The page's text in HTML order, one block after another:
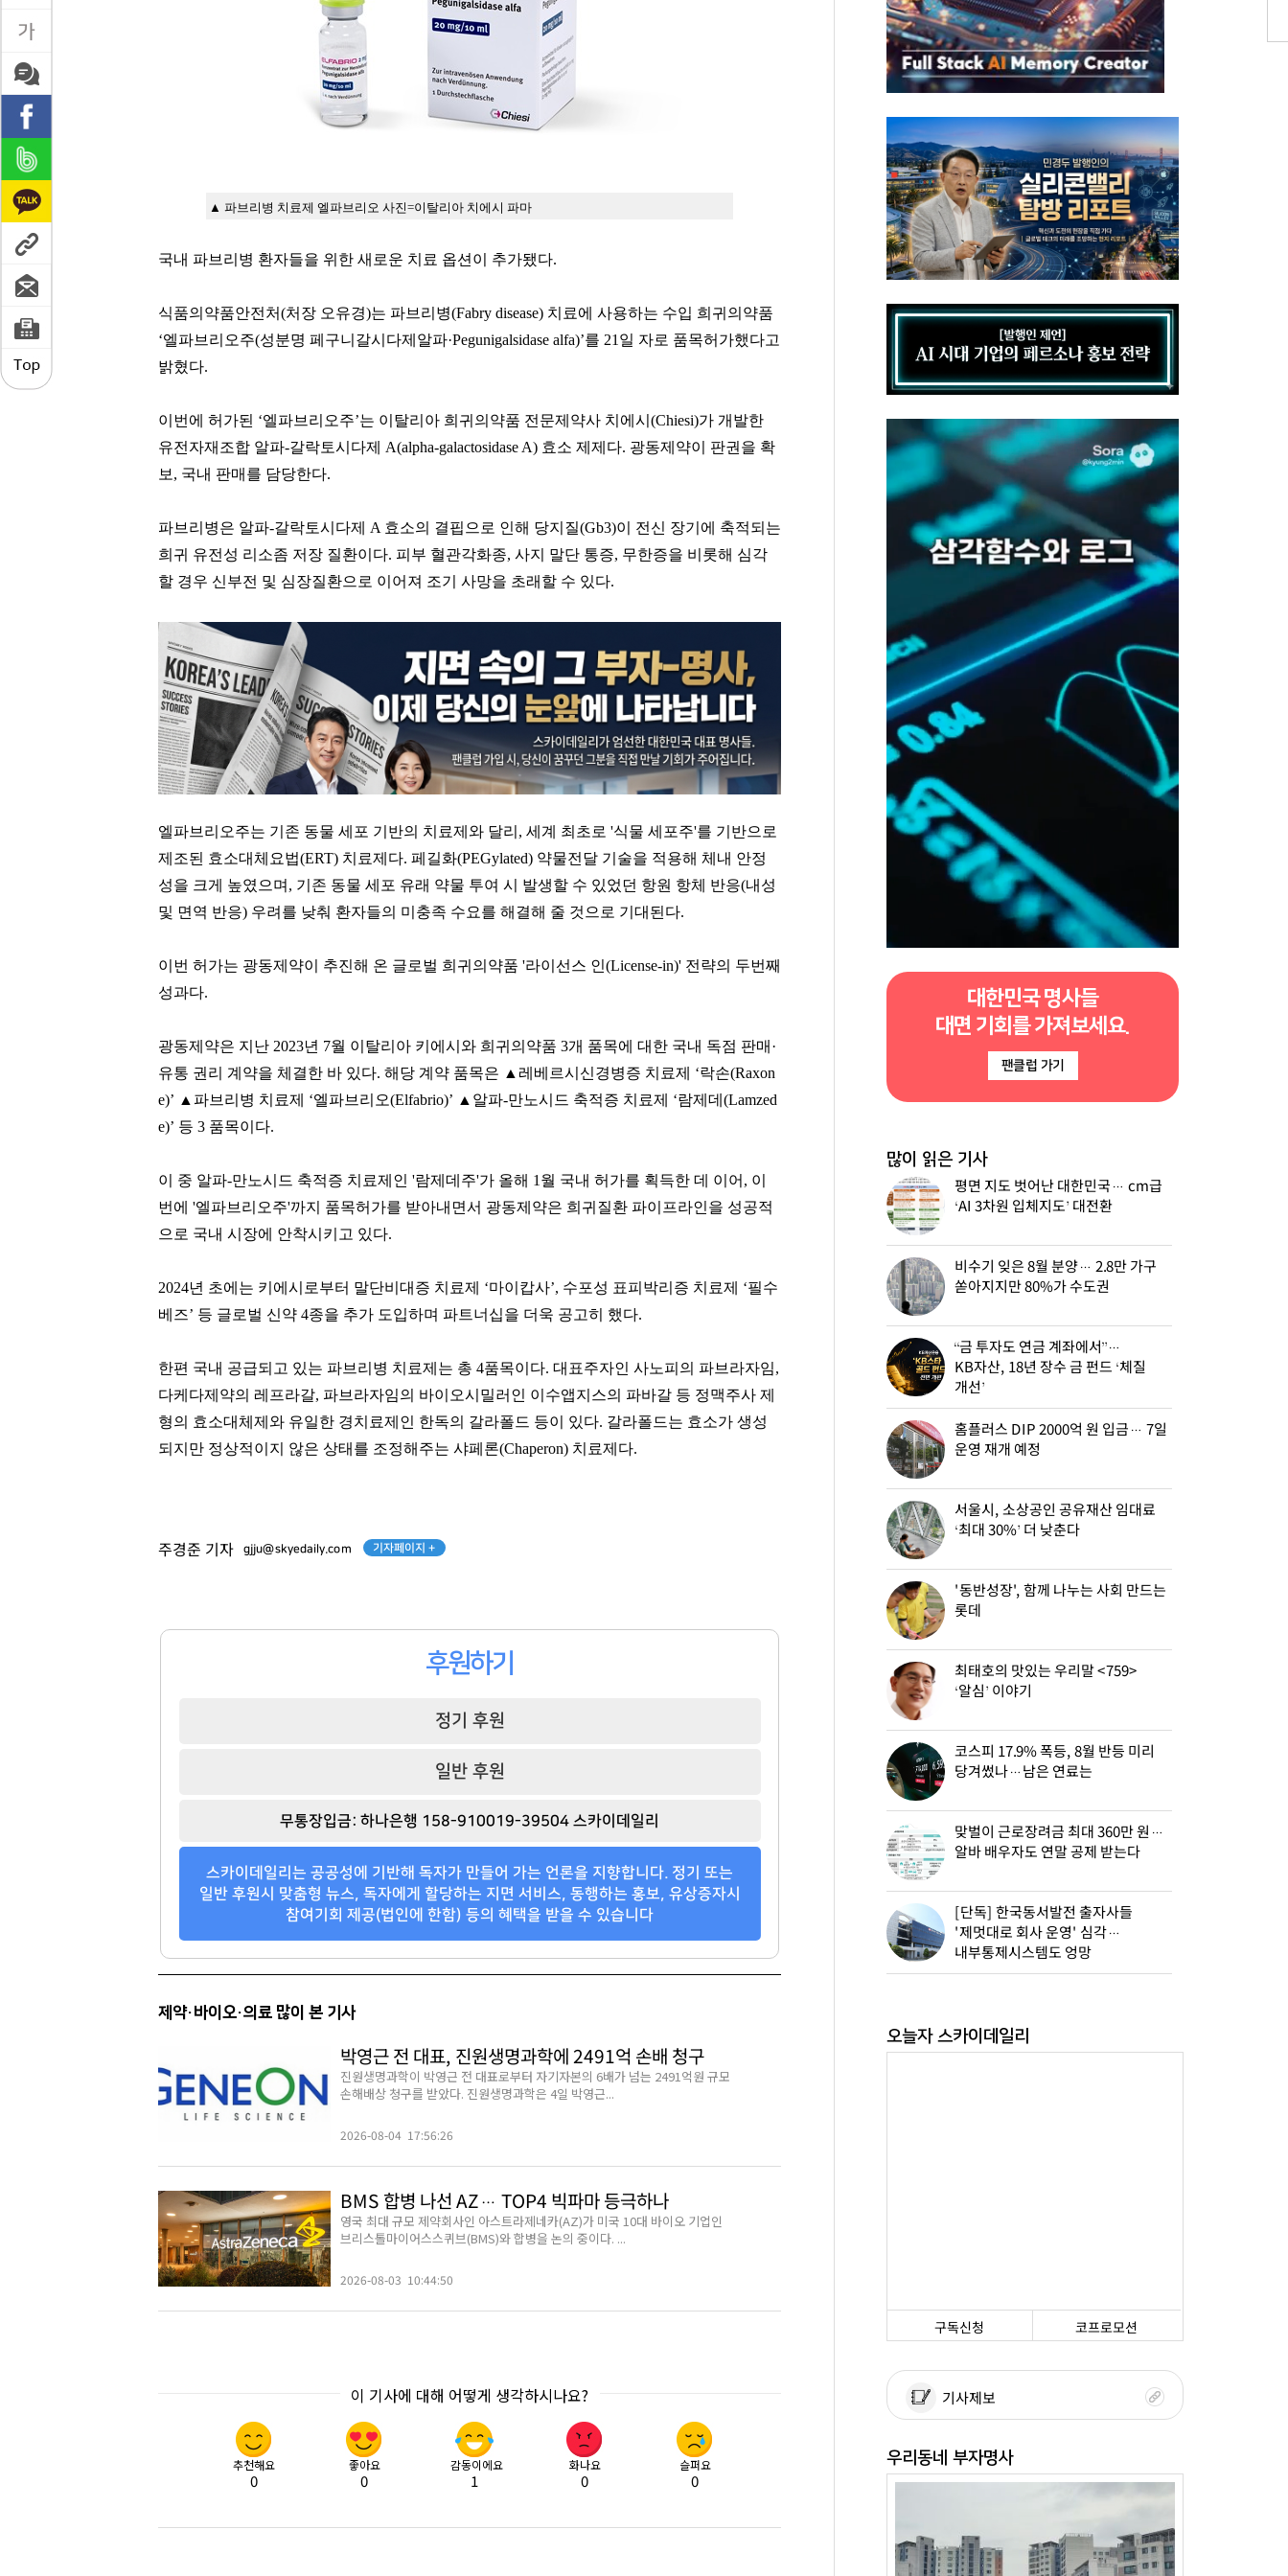
▲ 파브리병 치료제 엘파브리오 사진=이탈리아 치에시 파마
국내 파브리병 환자들을 위한 새로운 치료 옵션이 추가됐다.
식품의약품안전처(처장 오유경)는 파브리병(Fabry disease) 치료에 사용하는 수입 희귀의약품
‘엘파브리오주(성분명 페구니갈시다제알파·Pegunigalsidase alfa)’를 21일 자로 품목허가했다고
밝혔다.
이번에 허가된 ‘엘파브리오주’는 이탈리아 희귀의약품 전문제약사 치에시(Chiesi)가 개발한
유전자재조합 알파-갈락토시다제 A(alpha-galactosidase A) 효소 제제다. 광동제약이 판권을 확
보, 국내 판매를 담당한다.
파브리병은 알파-갈락토시다제 A 효소의 결핍으로 인해 당지질(Gb3)이 전신 장기에 축적되는
희귀 유전성 리소좀 저장 질환이다. 피부 혈관각화종, 사지 말단 통증, 무한증을 비롯해 심각
할 경우 신부전 및 심장질환으로 이어져 조기 사망을 초래할 수 있다.
손흥민
[관련 기사]
트리마제
팬클럽 참여
백종원
트라움하우스 2차
팬클럽 참여
양홍석
나인원한남
팬클럽 참여
방준혁
주택
팬클럽 참여
윤재승
단독주택
팬클럽 참여
엘파브리오주는 기존 동물 세포 기반의 치료제와 달리, 세계 최초로 '식물 세포주'를 기반으로
제조된 효소대체요법(ERT) 치료제다. 페길화(PEGylated) 약물전달 기술을 적용해 체내 안정
성을 크게 높였으며, 기존 동물 세포 유래 약물 투여 시 발생할 수 있었던 항원 항체 반응(내성
및 면역 반응) 우려를 낮춰 환자들의 미충족 수요를 해결해 줄 것으로 기대된다.
이번 허가는 광동제약이 추진해 온 글로벌 희귀의약품 '라이선스 인(License-in)' 전략의 두번째
성과다.
광동제약은 지난 2023년 7월 이탈리아 키에시와 희귀의약품 3개 품목에 대한 국내 독점 판매·
유통 권리 계약을 체결한 바 있다. 해당 계약 품목은 ▲레베르시신경병증 치료제 ‘락손(Raxon
e)’ ▲파브리병 치료제 ‘엘파브리오(Elfabrio)’ ▲알파-만노시드 축적증 치료제 ‘람제데(Lamzed
e)’ 등 3 품목이다.
이 중 알파-만노시드 축적증 치료제인 '람제데주'가 올해 1월 국내 허가를 획득한 데 이어, 이
번에 '엘파브리오주'까지 품목허가를 받아내면서 광동제약은 희귀질환 파이프라인을 성공적
으로 국내 시장에 안착시키고 있다.
2024년 초에는 키에시로부터 말단비대증 치료제 ‘마이캅사’, 수포성 표피박리증 치료제 ‘필수
베즈’ 등 글로벌 신약 4종을 추가 도입하며 파트너십을 더욱 공고히 했다.
한편 국내 공급되고 있는 파브리병 치료제는 총 4품목이다. 대표주자인 사노피의 파브라자임,
다케다제약의 레프라갈, 파브라자임의 바이오시밀러인 이수앱지스의 파바갈 등 정맥주사 제
형의 효소대체제와 유일한 경치료제인 한독의 갈라폴드 등이 있다. 갈라폴드는 효소가 생성
되지만 정상적이지 않은 상태를 조정해주는 샤페론(Chaperon) 치료제다.
주경준 기자 gjju@skyedaily.com 기자페이지 +
후원하기
정기 후원
일반 후원
무통장입금: 하나은행 158-910019-39504 스카이데일리
스카이데일리는 공공성에 기반해 독자가 만들어 가는 언론을 지향합니다. 정기 또는
일반 후원시 맞춤형 뉴스, 독자에게 할당하는 지면 서비스, 동행하는 홍보, 유상증자시
참여기회 제공(법인에 한함) 등의 혜택을 받을 수 있습니다
제약·바이오·의료 많이 본 기사
박영근 전 대표, 진원생명과학에 2491억 손배 청구
진원생명과학이 박영근 전 대표로부터 자기자본의 6배가 넘는 2491억원 규모
손해배상 청구를 받았다. 진원생명과학은 4일 박영근...
2026-08-04 17:56:26
BMS 합병 나선 AZ… TOP4 빅파마 등극하나
영국 최대 규모 제약회사인 아스트라제네카(AZ)가 미국 10대 바이오 기업인
브리스톨마이어스스퀴브(BMS)와 합병을 논의 중이다. ...
2026-08-03 10:44:50
이 기사에 대해 어떻게 생각하시나요?
추천해요
0
좋아요
0
감동이에요
1
화나요
0
슬퍼요
0
대한민국 명사들
대면 기회를 가져보세요.
팬클럽 가기
많이 읽은 기사
평면 지도 벗어난 대한민국… cm급
‘AI 3차원 입체지도’ 대전환
비수기 잊은 8월 분양… 2.8만 가구
쏟아지지만 80%가 수도권
“금 투자도 연금 계좌에서”…
KB자산, 18년 장수 금 펀드 ‘체질
개선’
홈플러스 DIP 2000억 원 입금… 7일
운영 재개 예정
서울시, 소상공인 공유재산 임대료
‘최대 30%’ 더 낮춘다
'동반성장', 함께 나누는 사회 만드는
롯데
최태호의 맛있는 우리말 <759>
‘알심’ 이야기
코스피 17.9% 폭등, 8월 반등 미리
당겨썼나…남은 연료는
맞벌이 근로장려금 최대 360만 원…
알바 배우자도 연말 공제 받는다
[단독] 한국동서발전 출자사들
'제멋대로 회사 운영' 심각…
내부통제시스템도 엉망
오늘자 스카이데일리
구독신청 코프로모션
기사제보
우리동네 부자명사